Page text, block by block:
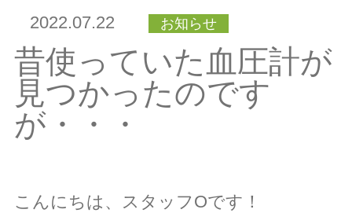
お問い合わせ
2022.07.22 お知らせ
昔使っていた血圧計が
見つかったのです
が・・・
こんにちは、スタッフOです！